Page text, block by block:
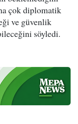
çok diplomatik
ve güvenlik
söyledi.